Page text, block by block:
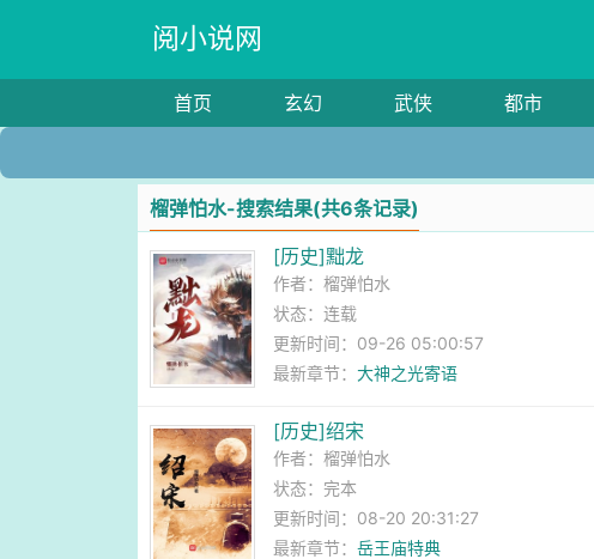
阅小说网
首页 玄幻 武侠 都市
榴弹怕水-搜索结果(共6条记录)
[历史]黜龙
作者：榴弹怕水
状态：连载
更新时间：09-26 05:00:57
最新章节：大神之光寄语
[历史]绍宋
作者：榴弹怕水
状态：完本
更新时间：08-20 20:31:27
最新章节：岳王庙特典